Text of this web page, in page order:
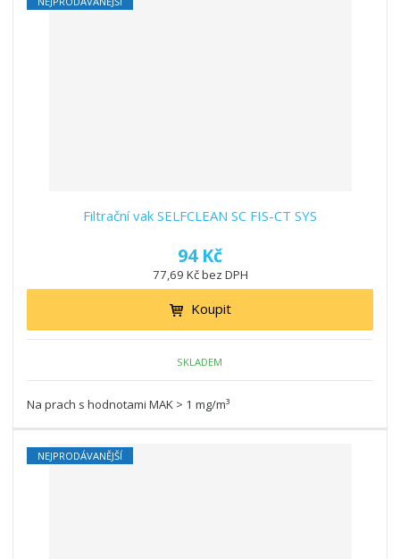
Filtrační vak SELFCLEAN SC FIS-CT SYS
94 Kč
77,69 Kč bez DPH
Koupit
SKLADEM
Na prach s hodnotami MAK > 1 mg/m³
NEJPRODÁVANĚJŠÍ